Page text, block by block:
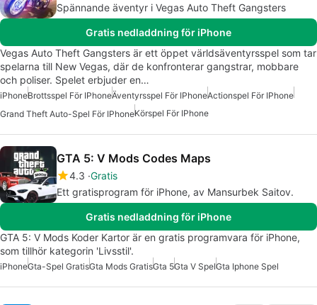
Spännande äventyr i Vegas Auto Theft Gangsters
Gratis nedladdning för iPhone
Vegas Auto Theft Gangsters är ett öppet världsäventyrsspel som tar
spelarna till New Vegas, där de konfronterar gangstrar, mobbare
och poliser. Spelet erbjuder en…
iPhoneBrottsspel För IPhoneÄventyrsspel För IPhoneActionspel För IPhone
Grand Theft Auto-Spel För IPhoneKörspel För IPhone
GTA 5: V Mods Codes Maps
4.3 Gratis
Ett gratisprogram för iPhone, av Mansurbek Saitov.
Gratis nedladdning för iPhone
GTA 5: V Mods Koder Kartor är en gratis programvara för iPhone,
som tillhör kategorin 'Livsstil'.
iPhoneGta-Spel GratisGta Mods GratisGta 5Gta V SpelGta Iphone Spel